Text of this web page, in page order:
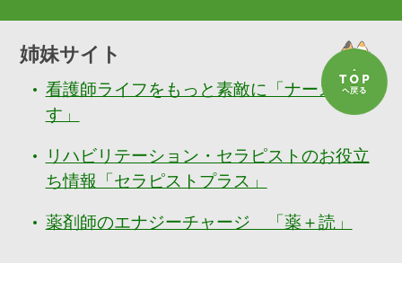
姉妹サイト
看護師ライフをもっと素敵に「ナースぷら
す」
リハビリテーション・セラピストのお役立
ち情報「セラピストプラス」
薬剤師のエナジーチャージ 「薬＋読」